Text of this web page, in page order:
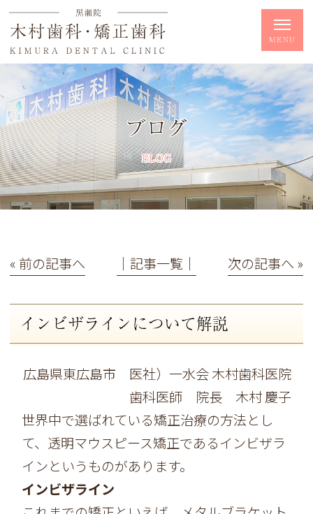
ブログ
BLOG
« 前の記事へ │記事一覧│ 次の記事へ »
インビザラインについて解説
広島県東広島市 医社）一水会 木村歯科医院
歯科医師 院長 木村 慶子
世界中で選ばれている矯正治療の方法とし
て、透明マウスピース矯正であるインビザラ
インというものがあります。
インビザライン